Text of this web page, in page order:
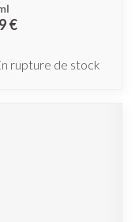
€
rupture de stock